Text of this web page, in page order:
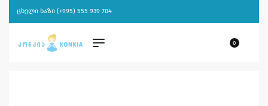
ცხელი ხაზი (+995) 555 939 704
0